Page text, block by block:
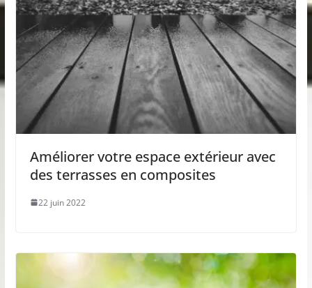
Améliorer votre espace extérieur avec
des terrasses en composites
22 juin 2022